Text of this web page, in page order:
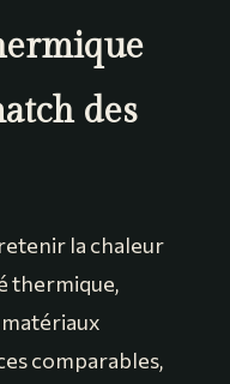
des
la chaleur
thermique,
matériaux
comparables,